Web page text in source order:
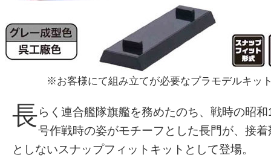
※お客様にて組み立てが必要なプラモデルキッ
長らく連合艦隊旗艦を務めたのち、戦時の昭
号作戦時の姿がモチーフとした長門が、接
としないスナップフィットキットとして登場。